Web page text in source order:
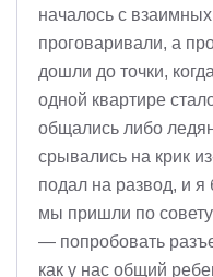
началось с
проговаривали, а
дошли до точки,
одной квартире
общались либо
срывались на крик
подал на развод, и
мы пришли по
— попробовать
как у нас общий